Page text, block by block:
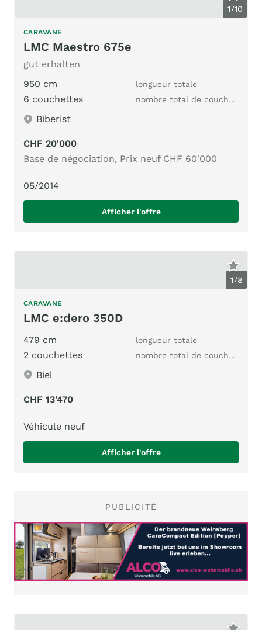
1/10
CARAVANE
LMC Maestro 675e
gut erhalten
950 cm
longueur totale
6 couchettes nombre total de couchages
Biberist
CHF 20'000
Base de négociation, Prix neuf CHF 60'000
05/2014
Afficher l'offre
1/8
CARAVANE
LMC e:dero 350D
479 cm longueur totale
2 couchettes nombre total de couchages
Biel
CHF 13'470
Véhicule neuf
Afficher l'offre
PUBLICITÉ